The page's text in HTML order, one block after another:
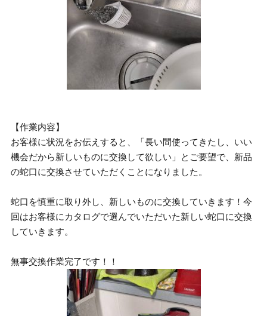
【作業内容】
お客様に状況をお伝えすると、「長い間使ってきたし、いい
機会だから新しいものに交換して欲しい」とご要望で、新品
の蛇口に交換させていただくことになりました。
蛇口を慎重に取り外し、新しいものに交換していきます！今
回はお客様にカタログで選んでいただいた新しい蛇口に交換
していきます。
無事交換作業完了です！！